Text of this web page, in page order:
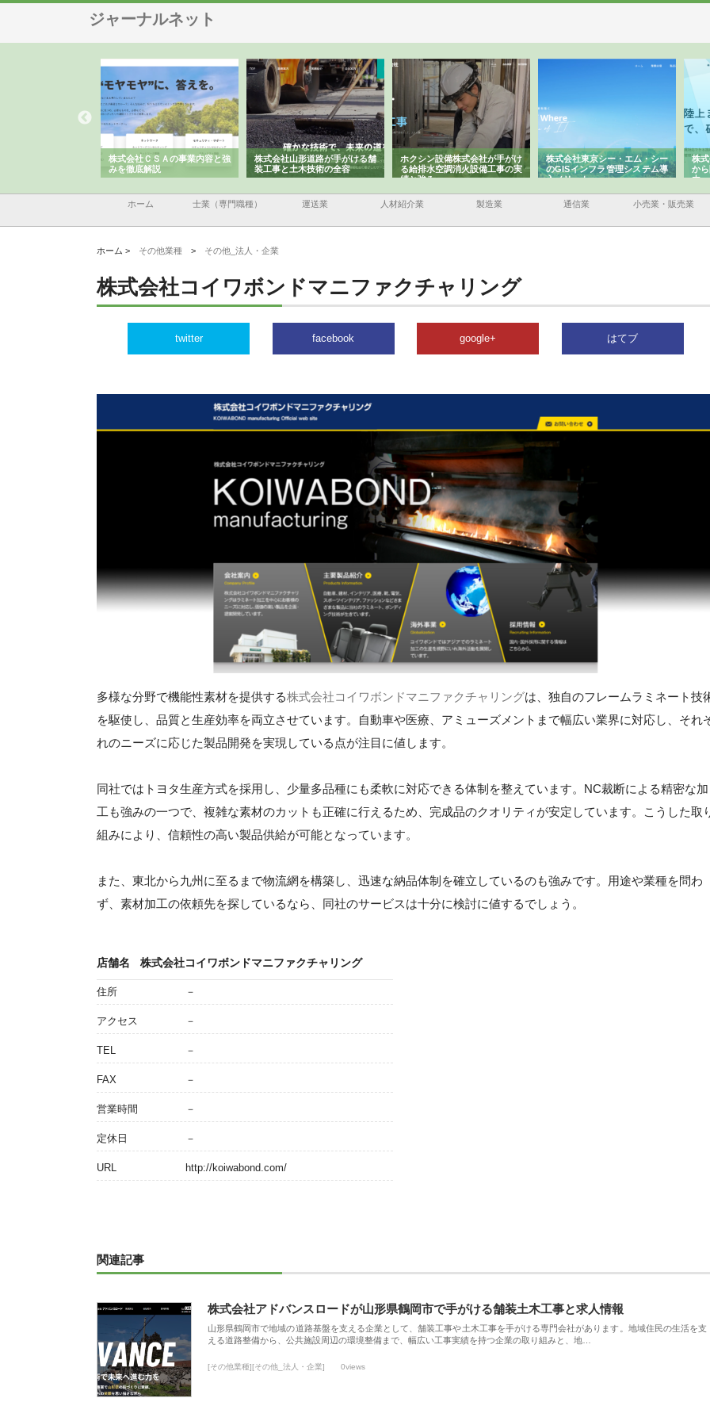
ジャーナルネット
株式会社ＣＳＡの事業内容と強
みを徹底解説
株式会社山形道路が手がける舗
装工事と土木技術の全容
ホクシン設備株式会社が手がけ
る給排水空調消火設備工事の実
績と強み
株式会社東京シー・エム・シー
のGISインフラ管理システム導
入メリット
株
か
由
ホーム 士業（専門職種） 運送業 人材紹介業 製造業 通信業 小売業・販売業
ホーム > その他業種 > その他_法人・企業
株式会社コイワボンドマニファクチャリング
twitter facebook google+ はてブ
多様な分野で機能性素材を提供する株式会社コイワボンドマニファクチャリングは、独自のフレームラミネート技
を駆使し、品質と生産効率を両立させています。自動車や医療、アミューズメントまで幅広い業界に対応し、それ
れのニーズに応じた製品開発を実現している点が注目に値します。
同社ではトヨタ生産方式を採用し、少量多品種にも柔軟に対応できる体制を整えています。NC裁断による精密な加
工も強みの一つで、複雑な素材のカットも正確に行えるため、完成品のクオリティが安定しています。こうした取
組みにより、信頼性の高い製品供給が可能となっています。
また、東北から九州に至るまで物流網を構築し、迅速な納品体制を確立しているのも強みです。用途や業種を問わ
ず、素材加工の依頼先を探しているなら、同社のサービスは十分に検討に値するでしょう。
店舗名 株式会社コイワボンドマニファクチャリング
住所 －
アクセス －
TEL －
FAX －
営業時間 －
定休日 －
URL http://koiwabond.com/
関連記事
株式会社アドバンスロードが山形県鶴岡市で手がける舗装土木工事と求人情報
山形県鶴岡市で地域の道路基盤を支える企業として、舗装工事や土木工事を手がける専門会社があります。地域住民の生活を支
える道路整備から、公共施設周辺の環境整備まで、幅広い工事実績を持つ企業の取り組みと、地…
[その他業種][その他_法人・企業] 0views